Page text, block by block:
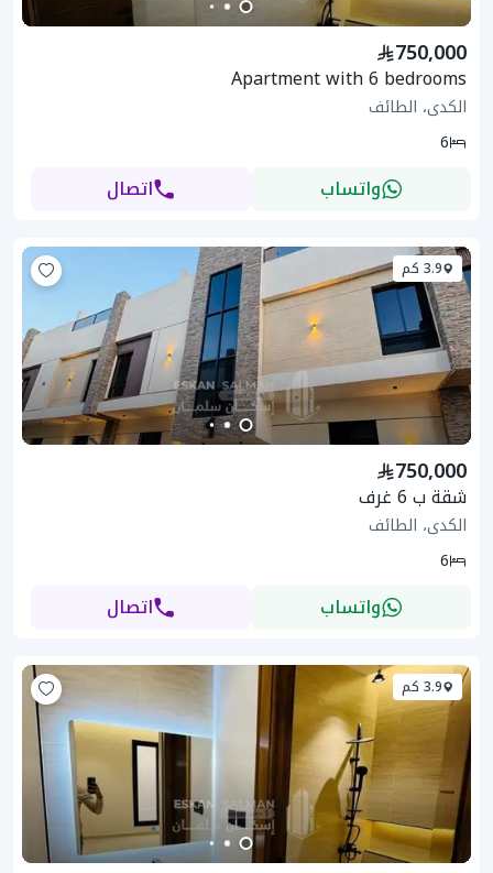
750,000
Apartment with 6 bedrooms
الكدى، الطائف
6
واتساب اتصال
3.9 كم
750,000
شقة ب 6 غرف
الكدى، الطائف
6
واتساب اتصال
3.9 كم